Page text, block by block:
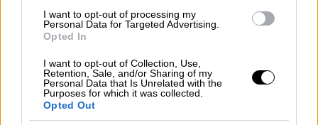
I want to opt-out of processing my
Personal Data for Targeted Advertising.
Opted In
I want to opt-out of Collection, Use,
Retention, Sale, and/or Sharing of my
Personal Data that Is Unrelated with the
Purposes for which it was collected.
Opted Out
άρση οφείλει να στηρίζεται σε συγκεκριμένα
στοιχεία που καθιστούν άμεση και
εξαιρετικά πιθανή τη διακινδύνευση της
εθνικής ασφάλειας.
7. Ποιοι λογίζονται για την εφαρμογή του